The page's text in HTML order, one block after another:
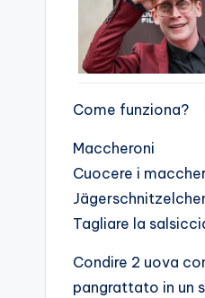
Come funziona?
Maccheroni
Cuocere i
Tagliare la
Condire 2 uova
pangrattato in un